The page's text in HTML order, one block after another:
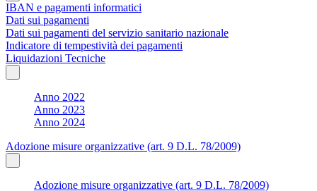
IBAN e pagamenti informatici
Dati sui pagamenti
Dati sui pagamenti del servizio sanitario nazionale
Indicatore di tempestività dei pagamenti
Liquidazioni Tecniche
Anno 2022
Anno 2023
Anno 2024
Adozione misure organizzative (art. 9 D.L. 78/2009)
Adozione misure organizzative (art. 9 D.L. 78/2009)